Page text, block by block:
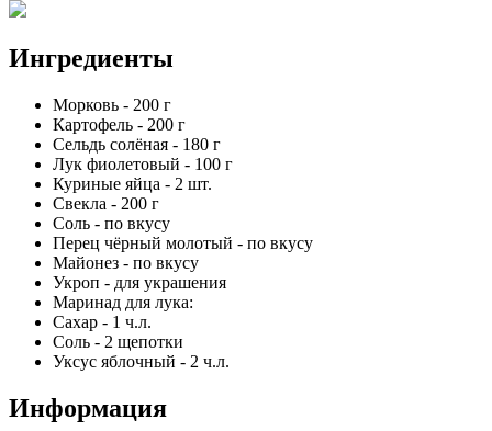
Ингредиенты
Морковь - 200 г
Картофель - 200 г
Сельдь солёная - 180 г
Лук фиолетовый - 100 г
Куриные яйца - 2 шт.
Свекла - 200 г
Соль - по вкусу
Перец чёрный молотый - по вкусу
Майонез - по вкусу
Укроп - для украшения
Маринад для лука:
Сахар - 1 ч.л.
Соль - 2 щепотки
Уксус яблочный - 2 ч.л.
Информация